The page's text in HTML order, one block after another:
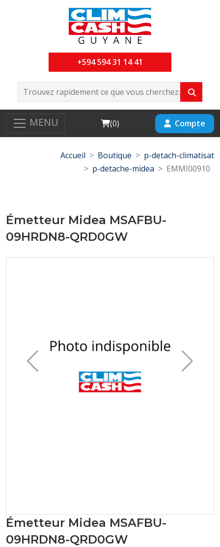
+594 594 31 14 41
MENU Cart
(0) Compte
Accueil Boutique
p-detach-climatisat
p-detache-midea
EMMI00910
Émetteur Midea MSAFBU-
09HRDN8-QRD0GW
Émetteur Midea MSAFBU-
09HRDN8-QRD0GW